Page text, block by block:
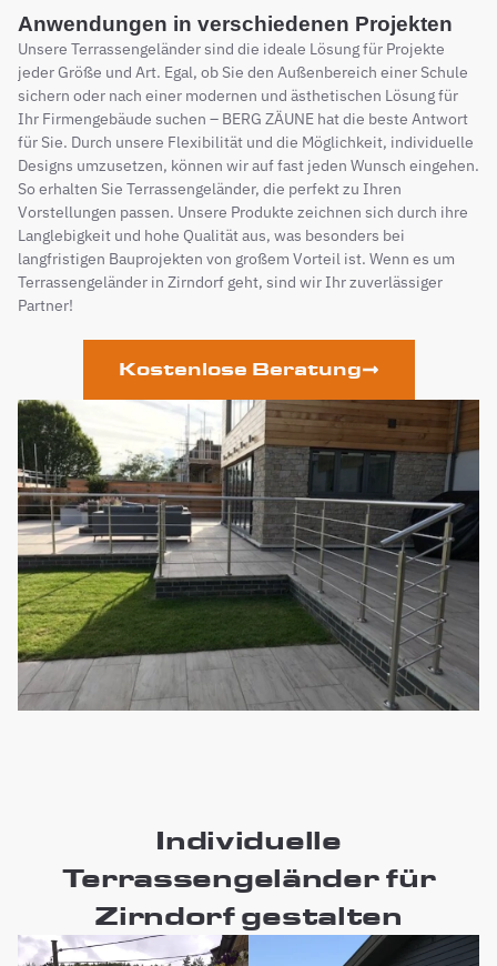
Anwendungen in verschiedenen Projekten
Unsere Terrassengeländer sind die ideale Lösung für Projekte
jeder Größe und Art. Egal, ob Sie den Außenbereich einer Schule
sichern oder nach einer modernen und ästhetischen Lösung für
Ihr Firmengebäude suchen – BERG ZÄUNE hat die beste Antwort
für Sie. Durch unsere Flexibilität und die Möglichkeit, individuelle
Designs umzusetzen, können wir auf fast jeden Wunsch eingehen.
So erhalten Sie Terrassengeländer, die perfekt zu Ihren
Vorstellungen passen. Unsere Produkte zeichnen sich durch ihre
Langlebigkeit und hohe Qualität aus, was besonders bei
langfristigen Bauprojekten von großem Vorteil ist. Wenn es um
Terrassengeländer in Zirndorf geht, sind wir Ihr zuverlässiger
Partner!
Kostenlose Beratung
Individuelle
Terrassengeländer für
Zirndorf gestalten